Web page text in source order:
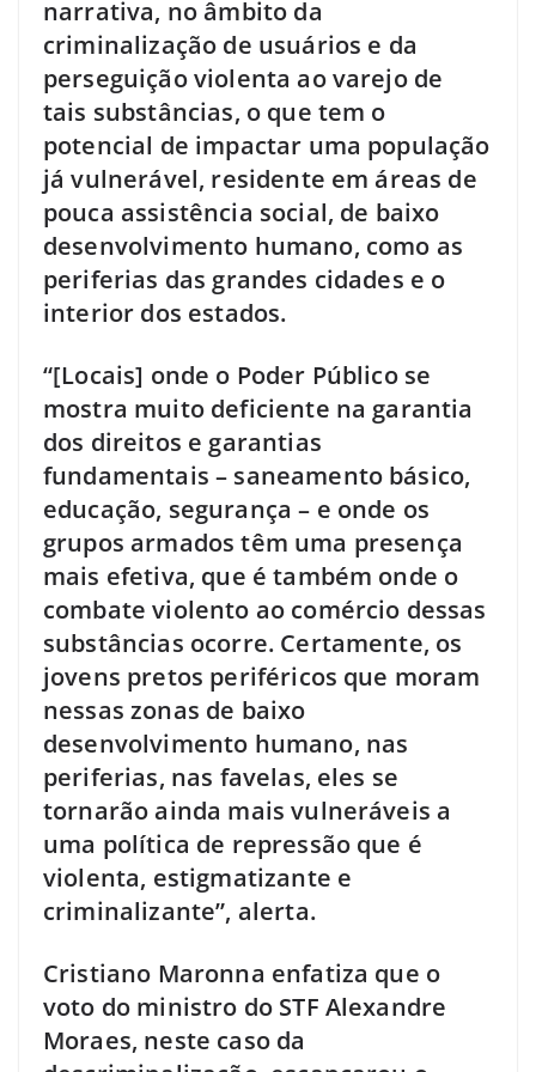
narrativa, no âmbito da
criminalização de usuários e da
perseguição violenta ao varejo de
tais substâncias, o que tem o
potencial de impactar uma população
já vulnerável, residente em áreas de
pouca assistência social, de baixo
desenvolvimento humano, como as
periferias das grandes cidades e o
interior dos estados.
“[Locais] onde o Poder Público se
mostra muito deficiente na garantia
dos direitos e garantias
fundamentais – saneamento básico,
educação, segurança – e onde os
grupos armados têm uma presença
mais efetiva, que é também onde o
combate violento ao comércio dessas
substâncias ocorre. Certamente, os
jovens pretos periféricos que moram
nessas zonas de baixo
desenvolvimento humano, nas
periferias, nas favelas, eles se
tornarão ainda mais vulneráveis a
uma política de repressão que é
violenta, estigmatizante e
criminalizante”, alerta.
Cristiano Maronna enfatiza que o
voto do ministro do STF Alexandre
Moraes, neste caso da